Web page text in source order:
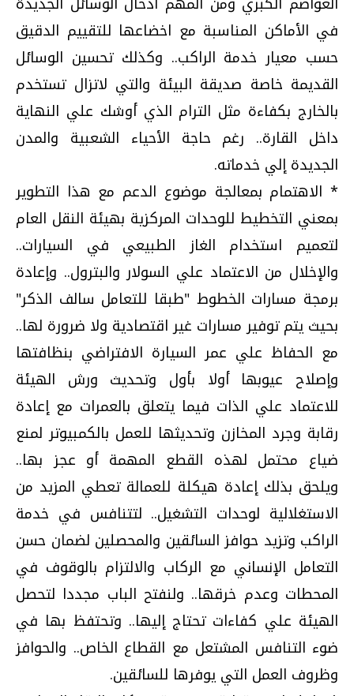
في الأماكن المناسبة مع اخضاعها للتقييم الدقيق
حسب معيار خدمة الراكب.. وكذلك تحسين الوسائل
القديمة خاصة صديقة البيئة والتي لاتزال تستخدم
بالخارج بكفاءة مثل الترام الذي أوشك علي النهاية
داخل القارة.. رغم حاجة الأحياء الشعبية والمدن
الجديدة إلي خدماته.
* الاهتمام بمعالجة موضوع الدعم مع هذا التطوير
بمعني التخطيط للوحدات المركزية بهيئة النقل العام
لتعميم استخدام الغاز الطبيعي في السيارات..
والإخلال من الاعتماد علي السولار والبترول.. وإعادة
برمجة مسارات الخطوط "طبقا للتعامل سالف الذكر"
بحيث يتم توفير مسارات غير اقتصادية ولا ضرورة لها..
مع الحفاظ علي عمر السيارة الافتراضي بنظافتها
وإصلاح عيوبها أولا بأول وتحديث ورش الهيئة
للاعتماد علي الذات فيما يتعلق بالعمرات مع إعادة
رقابة وجرد المخازن وتحديثها للعمل بالكمبيوتر لمنع
ضياع محتمل لهذه القطع المهمة أو عجز بها..
ويلحق بذلك إعادة هيكلة للعمالة تعطي المزيد من
الاستغلالية لوحدات التشغيل.. لتتنافس في خدمة
الراكب وتزيد حوافز السائقين والمحصلين لضمان حسن
التعامل الإنساني مع الركاب والالتزام بالوقوف في
المحطات وعدم خرقها.. ولنفتح الباب مجددا لتحصل
الهيئة علي كفاءات تحتاج إليها.. وتحتفظ بها في
ضوء التنافس المشتعل مع القطاع الخاص.. والحوافز
وظروف العمل التي يوفرها للسائقين.